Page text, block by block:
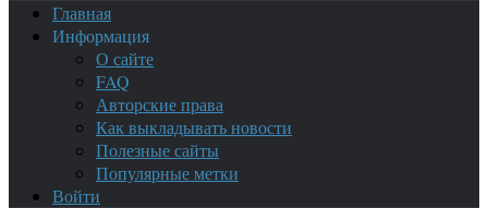
Главная
Информация
О сайте
FAQ
Авторские права
Как выкладывать новости
Полезные сайты
Популярные метки
Войти